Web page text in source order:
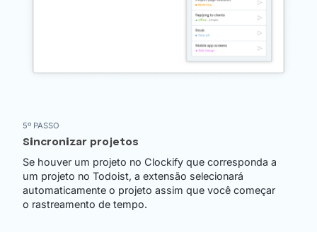
5º PASSO
Sincronizar projetos
Se houver um projeto no Clockify que corresponda a
um projeto no Todoist, a extensão selecionará
automaticamente o projeto assim que você começar
o rastreamento de tempo.